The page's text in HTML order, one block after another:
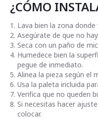
¿CÓMO
Lava bien la zona
Asegúrate de que no
Seca con un paño de
Humedece bien la
pegue de inmediato.
Alinea la pieza según el
Usa la paleta incluida
Verifica que no queden
Si necesitas hacer
colocar.